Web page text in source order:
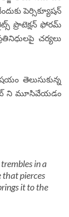
పెర్సిక్యూషన్
ప్రొటెక్షన్ ఫోరమ్
చర్యలు
తెలుసుకున్న
ని మూసివేయడం
in a
that pierces
it to the